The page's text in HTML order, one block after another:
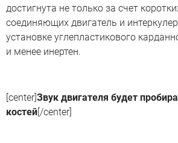
достигнута не только за счет
соединяющих двигатель и
установке углепластикового
и менее инертен.
[center]Звук двигателя будет
костей[/center]